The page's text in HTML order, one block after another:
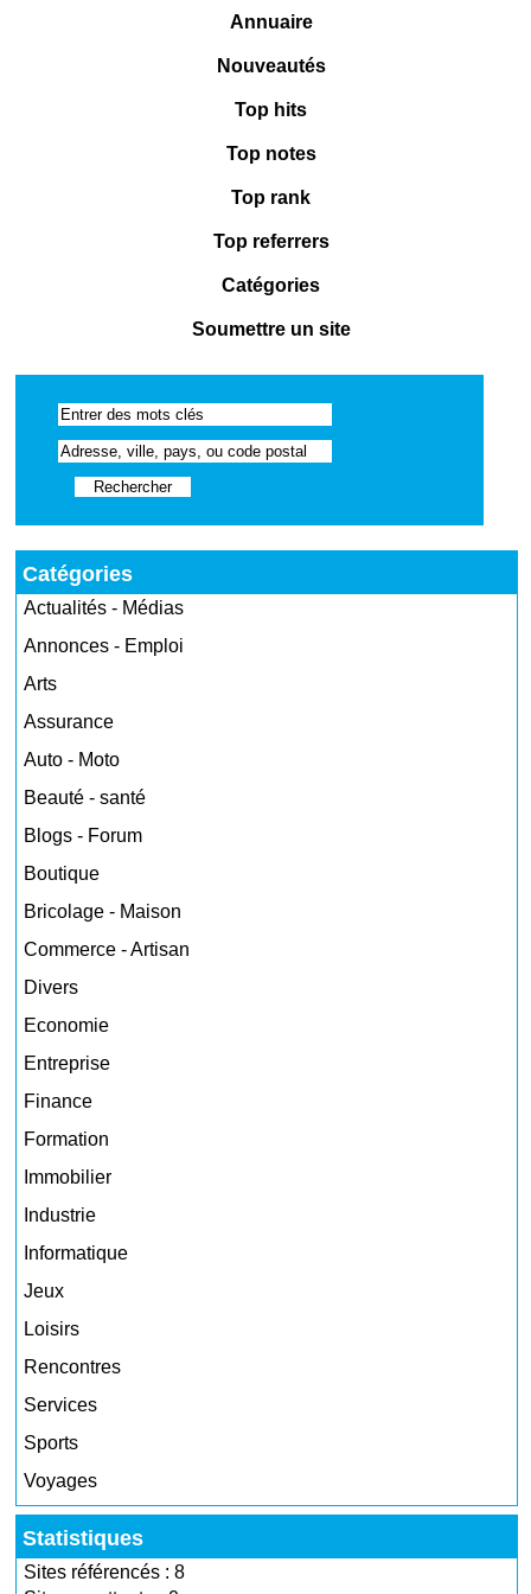
Annuaire
Nouveautés
Top hits
Top notes
Top rank
Top referrers
Catégories
Soumettre un site
Catégories
Actualités - Médias
Annonces - Emploi
Arts
Assurance
Auto - Moto
Beauté - santé
Blogs - Forum
Boutique
Bricolage - Maison
Commerce - Artisan
Divers
Economie
Entreprise
Finance
Formation
Immobilier
Industrie
Informatique
Jeux
Loisirs
Rencontres
Services
Sports
Voyages
Statistiques
Sites référencés : 8